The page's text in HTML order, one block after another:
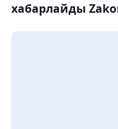
хабарлайды